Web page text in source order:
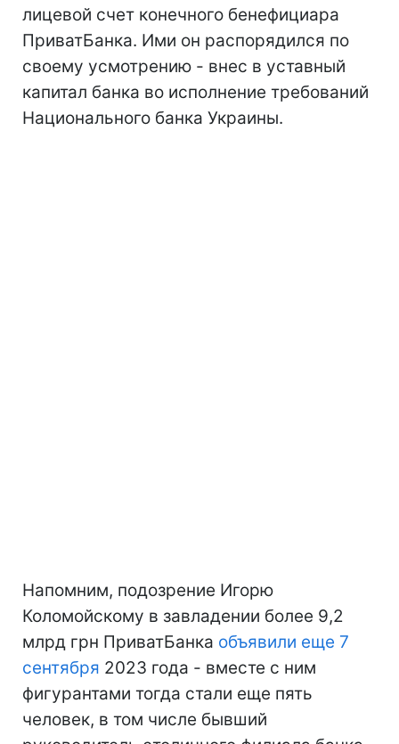
лицевой счет конечного бенефициара
ПриватБанка. Ими он распорядился по
своему усмотрению - внес в уставный
капитал банка во исполнение требований
Национального банка Украины.
Напомним, подозрение Игорю
Коломойскому в завладении более 9,2
млрд грн ПриватБанка объявили еще 7
сентября 2023 года - вместе с ним
фигурантами тогда стали еще пять
человек, в том числе бывший